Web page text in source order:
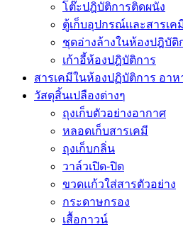
โต๊ะปฎิบัติการติดผนัง
ตู้เก็บอุปกรณ์เเละสารเค
ชุดอ่างล้างในห้องปฎิบัติ
เก้าอี้ห้องปฎิบัติการ
สารเคมีในห้องปฏิบัติการ อาห
วัสดุสิ้นเปลืองต่างๆ
ถุงเก็บตัวอย่างอากาศ
หลอดเก็บสารเคมี
ถุงเก็บกลิ่น
วาล์วเปิด-ปิด
ขวดแก้วใส่สารตัวอย่าง
กระดาษกรอง
เสื้อกาวน์